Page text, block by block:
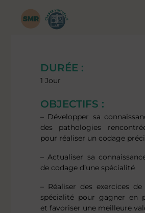
DURÉE :
1 Jour
OBJECTIFS :
– Développer sa
des pathologies
pour réaliser un codage
– Actualiser sa
de codage d’une spécialité
– Réaliser des exercices
spécialité pour gagner en
et favoriser une meilleure